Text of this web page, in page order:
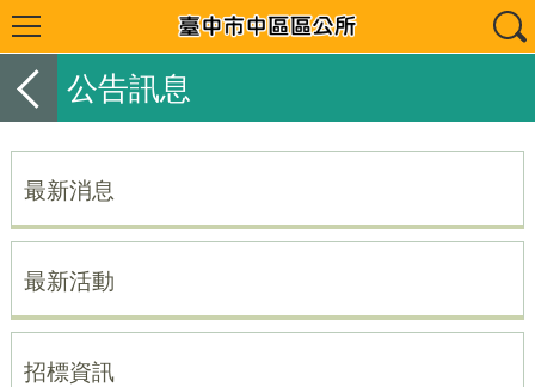
公告訊息
最新消息
最新活動
招標資訊